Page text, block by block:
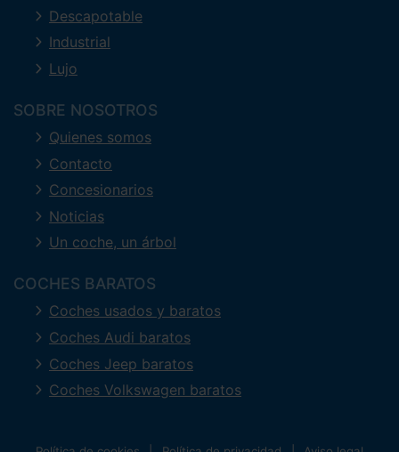
Descapotable
Industrial
Lujo
SOBRE NOSOTROS
Quienes somos
Contacto
Concesionarios
Noticias
Un coche, un árbol
COCHES BARATOS
Coches usados y baratos
Coches Audi baratos
Coches Jeep baratos
Coches Volkswagen baratos